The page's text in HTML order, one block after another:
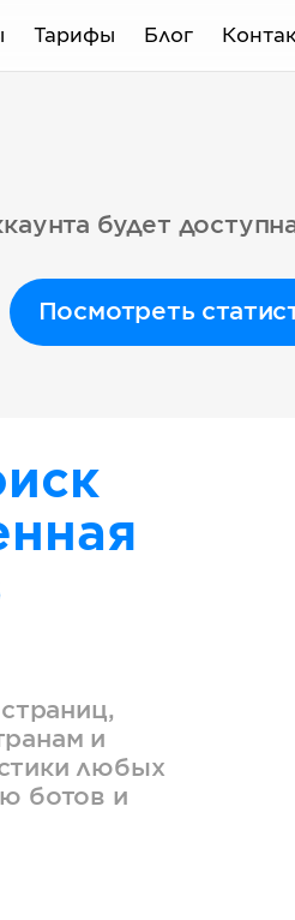
Тарифы Блог
будет
Посмотреть
и
любых
ботов и